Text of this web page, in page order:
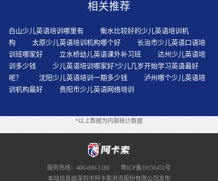
相关推荐
白山少儿英语培训哪里有
衡水比较好的少儿英语培训机
构
太原少儿英语培训机构哪个好
长治市少儿英语口语培
训班哪家好
立水桥幼儿英语课外补习班
达州少儿英语培
训多少钱
少儿英语培训哪家好?少儿几岁开始学习英语最好
呢？
沈阳少儿英语培训一期多少钱
泸州哪个少儿英语培
训机构最好
贵阳市少儿英语网络培训
*以上数据为内部统计数据
服务热线：400-600-1166
粤ICP备19156451号
本站信息由深圳市阿卡索资讯股份有限公司发布